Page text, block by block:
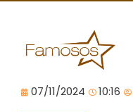
07/11/2024 10:16